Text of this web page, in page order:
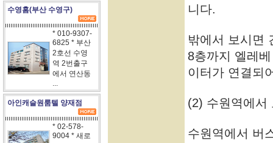
수영홈(부산 수영구)
* 010-9307-
6825 * 부산
2호선 수영
역 2번출구
에서 연산동
...
아인캐슬원룸텔 양재점
* 02-578-
9004 * 새로
니다.
밖에서 보시면
8층까지 엘레베
이터가 연결되
(2) 수원역에서
수원역에서 버